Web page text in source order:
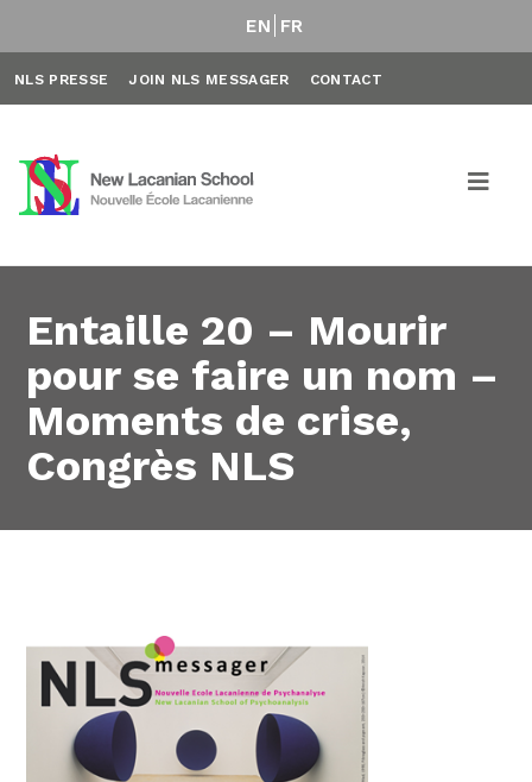
EN FR
NLS PRESSE JOIN NLS MESSAGER CONTACT
Entaille 20 – Mourir
pour se faire un nom –
Moments de crise,
Congrès NLS